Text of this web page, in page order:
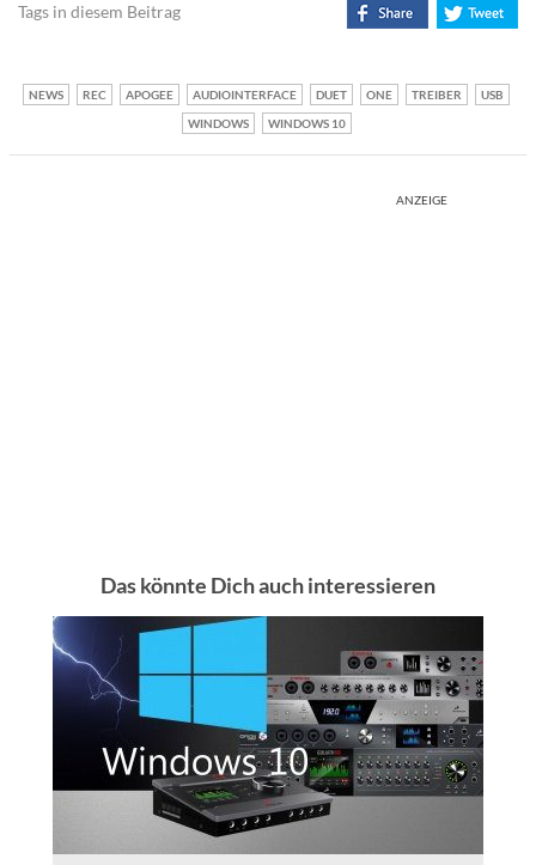
Tags in diesem Beitrag
NEWS REC APOGEE AUDIOINTERFACE DUET ONE TREIBER
USB
WINDOWS
WINDOWS 10
ANZEIGE
Das könnte Dich auch interessieren